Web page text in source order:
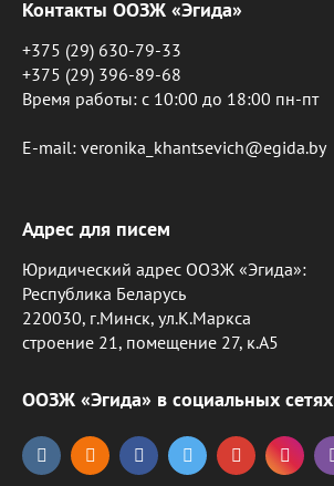
Контакты ООЗЖ «Эгида»
+375 (29) 630-79-33
+375 (29) 396-89-68
Время работы: c 10:00 до 18:00 пн-пт
E-mail: veronika_khantsevich@egida.by
Адрес для писем
Юридический адрес ООЗЖ «Эгида»:
Республика Беларусь
220030, г.Минск, ул.К.Маркса
строение 21, помещение 27, к.А5
ООЗЖ «Эгида» в социальных сетях